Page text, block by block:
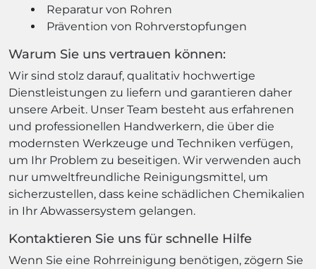
Reparatur von Rohren
Prävention von Rohrverstopfungen
Warum Sie uns vertrauen können:
Wir sind stolz darauf, qualitativ hochwertige
Dienstleistungen zu liefern und garantieren daher
unsere Arbeit. Unser Team besteht aus erfahrenen
und professionellen Handwerkern, die über die
modernsten Werkzeuge und Techniken verfügen,
um Ihr Problem zu beseitigen. Wir verwenden auch
nur umweltfreundliche Reinigungsmittel, um
sicherzustellen, dass keine schädlichen Chemikalien
in Ihr Abwassersystem gelangen.
Kontaktieren Sie uns für schnelle Hilfe
Wenn Sie eine Rohrreinigung benötigen, zögern Sie